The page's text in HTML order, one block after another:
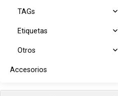
TAGs
Etiquetas
Otros
Accesorios